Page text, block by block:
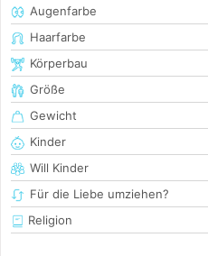
Augenfarbe
Haarfarbe
Körperbau
Größe
Gewicht
Kinder
Will Kinder
Für die Liebe umziehen?
Religion